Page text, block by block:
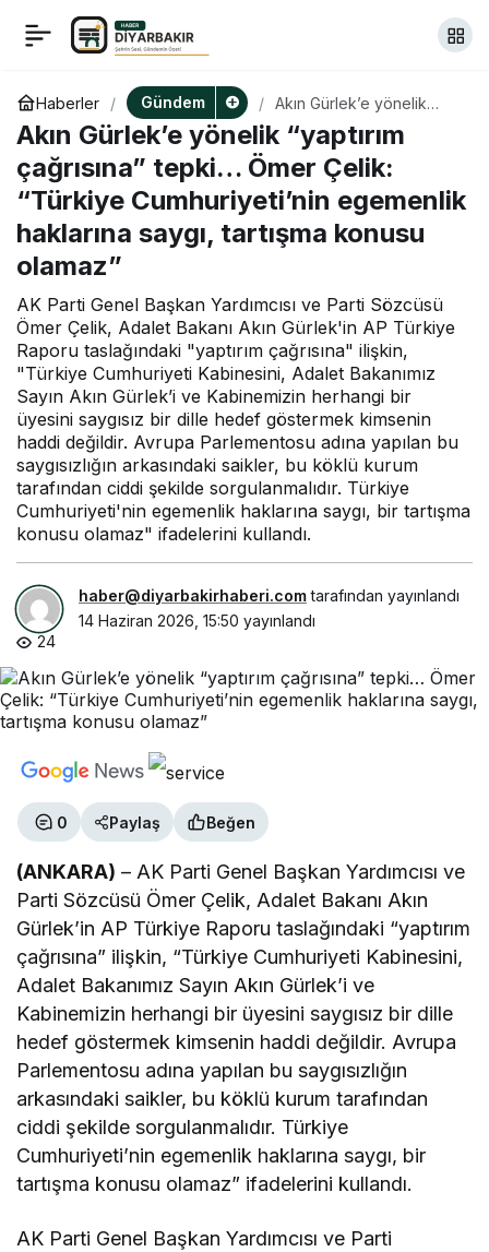
Haberler Gündem
Akın Gürlek’e yönelik
“yaptırım çağrısına”
tepki… Ömer Çelik:
“Türkiye Cumhuriyeti’nin
egemenlik haklarına
saygı, tartışma konusu
olamaz”
Akın Gürlek’e yönelik “yaptırım
çağrısına” tepki… Ömer Çelik:
“Türkiye Cumhuriyeti’nin egemenlik
haklarına saygı, tartışma konusu
olamaz”
AK Parti Genel Başkan Yardımcısı ve Parti Sözcüsü
Ömer Çelik, Adalet Bakanı Akın Gürlek'in AP Türkiye
Raporu taslağındaki "yaptırım çağrısına" ilişkin,
"Türkiye Cumhuriyeti Kabinesini, Adalet Bakanımız
Sayın Akın Gürlek’i ve Kabinemizin herhangi bir
üyesini saygısız bir dille hedef göstermek kimsenin
haddi değildir. Avrupa Parlementosu adına yapılan bu
saygısızlığın arkasındaki saikler, bu köklü kurum
tarafından ciddi şekilde sorgulanmalıdır. Türkiye
Cumhuriyeti'nin egemenlik haklarına saygı, bir tartışma
konusu olamaz" ifadelerini kullandı.
haber@diyarbakirhaberi.comtarafından yayınlandı
14 Haziran 2026, 15:50 yayınlandı
24
0 Paylaş Beğen
(ANKARA) – AK Parti Genel Başkan Yardımcısı ve
Parti Sözcüsü Ömer Çelik, Adalet Bakanı Akın
Gürlek’in AP Türkiye Raporu taslağındaki “yaptırım
çağrısına” ilişkin, “Türkiye Cumhuriyeti Kabinesini,
Adalet Bakanımız Sayın Akın Gürlek’i ve
Kabinemizin herhangi bir üyesini saygısız bir dille
hedef göstermek kimsenin haddi değildir. Avrupa
Parlementosu adına yapılan bu saygısızlığın
arkasındaki saikler, bu köklü kurum tarafından
ciddi şekilde sorgulanmalıdır. Türkiye
Cumhuriyeti’nin egemenlik haklarına saygı, bir
tartışma konusu olamaz” ifadelerini kullandı.
AK Parti Genel Başkan Yardımcısı ve Parti
Öğretmen annelerinden
Ankara’daki eylemde
polis müdahalesine
tepki: “Bu müdahale bize
reva mı?”
Paylaş